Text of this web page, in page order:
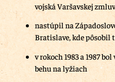
vojská Varšavskej
nastúpil na
Bratislave, kde pôsobil
v rokoch 1983 a 1987
behu na lyžiach